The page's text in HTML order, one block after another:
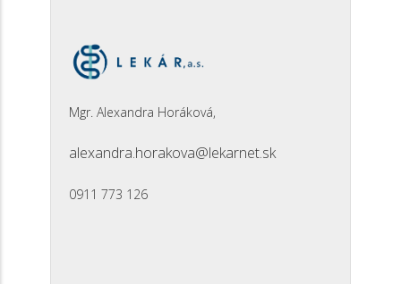
Mgr. Alexandra Horáková,
alexandra.horakova@lekarnet.sk
0911 773 126